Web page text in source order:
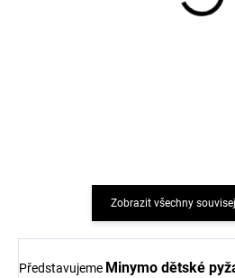
Zobrazit všechny
Představujeme Minymo dětské